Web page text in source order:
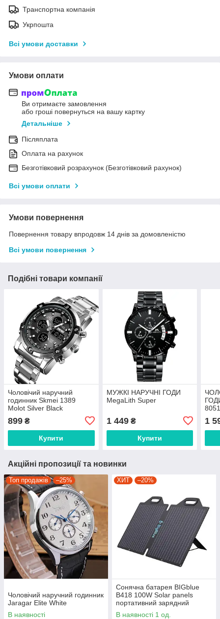
Транспортна компанія
Укрпошта
Всі умови доставки
Умови оплати
Ви отримаєте замовлення
або гроші повернуться на вашу картку
Детальніше
Післяплата
Оплата на рахунок
Безготівковий розрахунок (Безготівковий рахунок)
Всі умови оплати
Умови повернення
Повернення товару впродовж 14 днів за домовленістю
Всі умови повернення
Подібні товари компанії
Чоловічий наручний
годинник Skmei 1389
Molot Silver Black
899 ₴
Купити
МУЖКІ НАРУЧНІ ГОДИ
MegaLith Super
1 449₴
Купити
1
Акційні пропозиції та новинки
Топ продажів –25%
Чоловічий наручний годинник
Jaragar Elite White
В наявності
ХИТ –20%
Сонячна батарея BIGblue
B418 100W Solar panels
портативний зарядний
пристрій
В наявності 1 од.